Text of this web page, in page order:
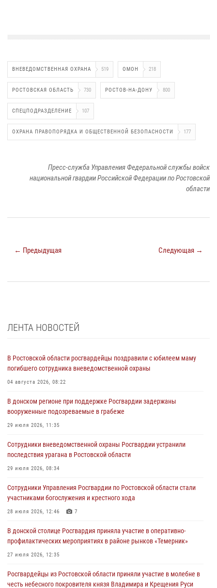
ВНЕВЕДОМСТВЕННАЯ ОХРАНА 519 ОМОН 218
РОСТОВСКАЯ ОБЛАСТЬ 730 РОСТОВ-НА-ДОНУ 800
СПЕЦПОДРАЗДЕЛЕНИЕ 107
ОХРАНА ПРАВОПОРЯДКА И ОБЩЕСТВЕННОЙ БЕЗОПАСНОСТИ 177
Пресс-служба Управления Федеральной службы войск
национальной гвардии Российской Федерации по Ростовской
области
← Предыдущая Следующая →
ЛЕНТА НОВОСТЕЙ
В Ростовской области росгвардейцы поздравили с юбилеем маму
погибшего сотрудника вневедомственной охраны
04 августа 2026, 08:22
В донском регионе при поддержке Росгвардии задержаны
вооруженные подозреваемые в грабеже
29 июля 2026, 11:35
Сотрудники вневедомственной охраны Росгвардии устранили
последствия урагана в Ростовской области
29 июля 2026, 08:34
Сотрудники Управления Росгвардии по Ростовской области стали
участниками богослужения и крестного хода
28 июля 2026, 12:46 7
В донской столице Росгвардия приняла участие в оперативно-
профилактических мероприятиях в районе рынков «Темерник»
27 июля 2026, 12:35
Росгвардейцы из Ростовской области приняли участие в молебне в
честь небесного покровителя князя Владимира и Крещения Руси